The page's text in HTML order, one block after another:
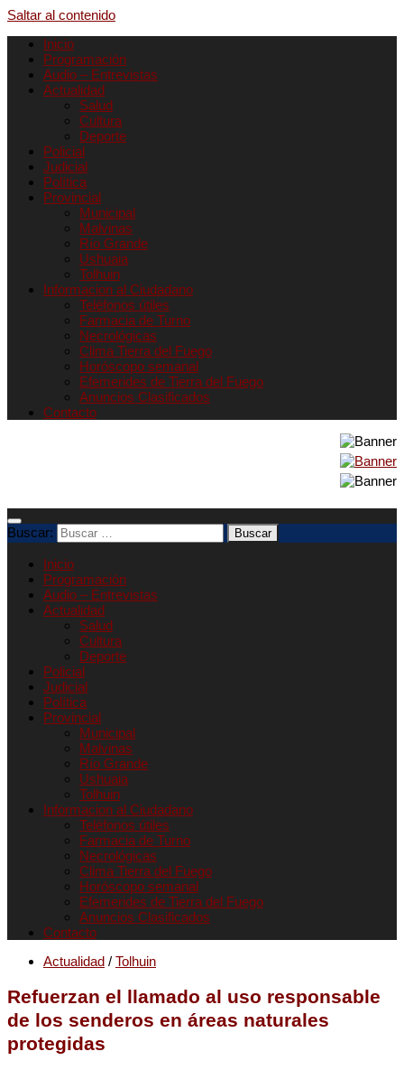
Saltar al contenido
Inicio
Programación
Audio – Entrevistas
Actualidad
Salud
Cultura
Deporte
Policial
Judicial
Política
Provincial
Municipal
Malvinas
Río Grande
Ushuaia
Tolhuin
Informacion al Ciudadano
Teléfonos útiles
Farmacia de Turno
Necrológicas
Clima Tierra del Fuego
Horóscopo semanal
Efemerides de Tierra del Fuego
Anuncios Clasificados
Contacto
Buscar:
Inicio
Programación
Audio – Entrevistas
Actualidad
Salud
Cultura
Deporte
Policial
Judicial
Política
Provincial
Municipal
Malvinas
Río Grande
Ushuaia
Tolhuin
Informacion al Ciudadano
Teléfonos útiles
Farmacia de Turno
Necrológicas
Clima Tierra del Fuego
Horóscopo semanal
Efemerides de Tierra del Fuego
Anuncios Clasificados
Contacto
Actualidad / Tolhuin
Refuerzan el llamado al uso responsable
de los senderos en áreas naturales
protegidas